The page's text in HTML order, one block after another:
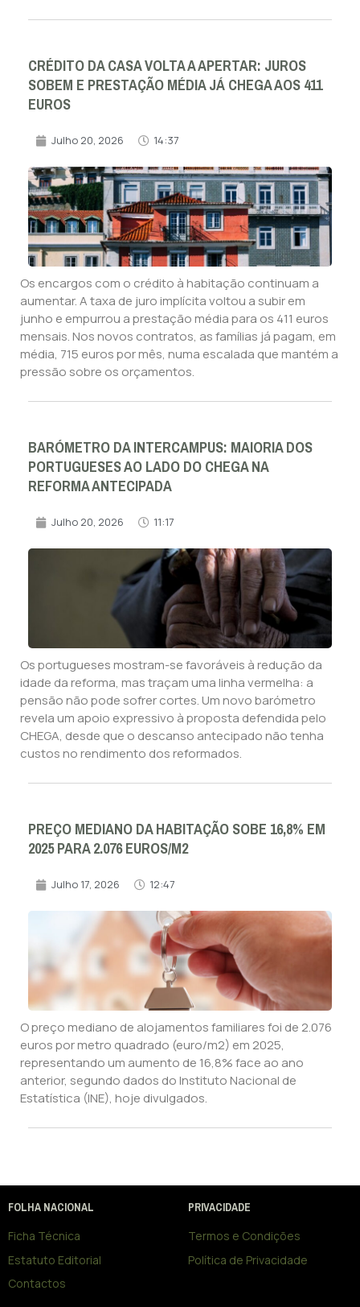
CRÉDITO DA CASA VOLTA A APERTAR: JUROS
SOBEM E PRESTAÇÃO MÉDIA JÁ CHEGA AOS 411
EUROS
Julho 20, 2026 14:37
Os encargos com o crédito à habitação continuam a
aumentar. A taxa de juro implícita voltou a subir em
junho e empurrou a prestação média para os 411 euros
mensais. Nos novos contratos, as famílias já pagam, em
média, 715 euros por mês, numa escalada que mantém a
pressão sobre os orçamentos.
BARÓMETRO DA INTERCAMPUS: MAIORIA DOS
PORTUGUESES AO LADO DO CHEGA NA
REFORMA ANTECIPADA
Julho 20, 2026 11:17
Os portugueses mostram-se favoráveis à redução da
idade da reforma, mas traçam uma linha vermelha: a
pensão não pode sofrer cortes. Um novo barómetro
revela um apoio expressivo à proposta defendida pelo
CHEGA, desde que o descanso antecipado não tenha
custos no rendimento dos reformados.
PREÇO MEDIANO DA HABITAÇÃO SOBE 16,8% EM
2025 PARA 2.076 EUROS/M2
Julho 17, 2026 12:47
O preço mediano de alojamentos familiares foi de 2.076
euros por metro quadrado (euro/m2) em 2025,
representando um aumento de 16,8% face ao ano
anterior, segundo dados do Instituto Nacional de
Estatística (INE), hoje divulgados.
FOLHA NACIONAL
Ficha Técnica
Estatuto Editorial
Contactos
PRIVACIDADE
Termos e Condições
Política de Privacidade